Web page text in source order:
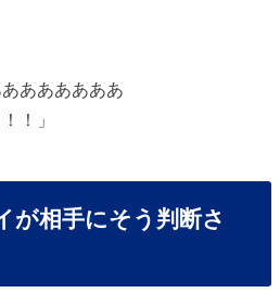
ああああああ
！」
相手にそう判断さ